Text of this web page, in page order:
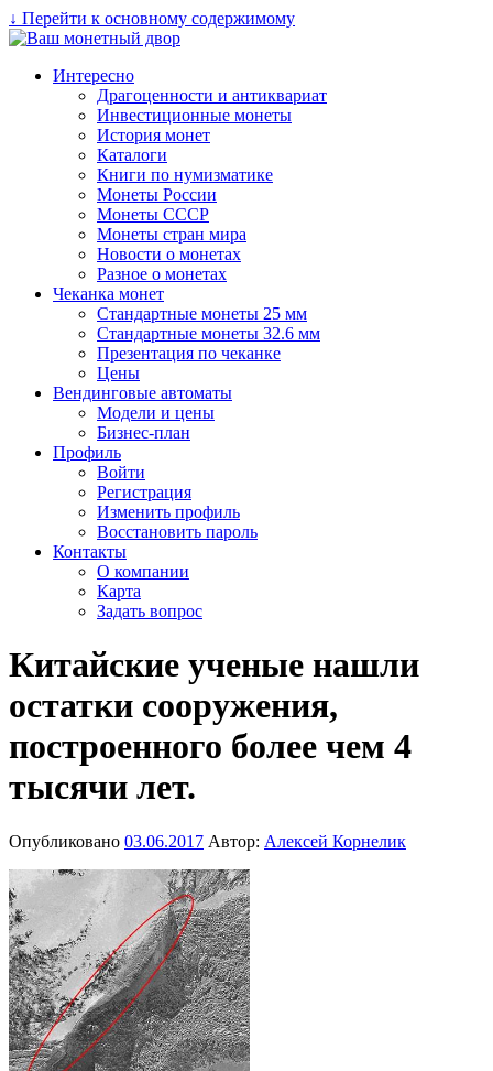
↓ Перейти к основному содержимому
Интересно
Драгоценности и антиквариат
Инвестиционные монеты
История монет
Каталоги
Книги по нумизматике
Монеты России
Монеты СССР
Монеты стран мира
Новости о монетах
Разное о монетах
Чеканка монет
Стандартные монеты 25 мм
Стандартные монеты 32.6 мм
Презентация по чеканке
Цены
Вендинговые автоматы
Модели и цены
Бизнес-план
Профиль
Войти
Регистрация
Изменить профиль
Восстановить пароль
Контакты
О компании
Карта
Задать вопрос
Китайские ученые нашли
остатки сооружения,
построенного более чем 4
тысячи лет.
Опубликовано 03.06.2017 Автор: Алексей Корнелик